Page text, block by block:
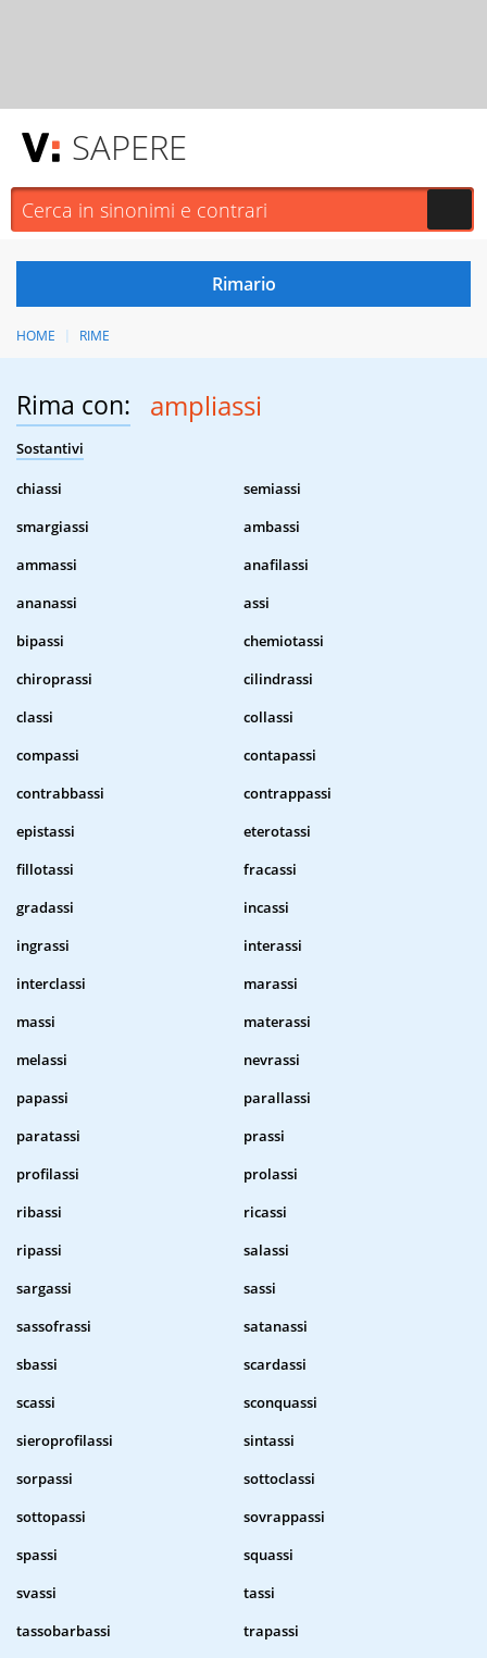
SAPERE
HOME RIME
Rima con: ampliassi
Sostantivi
chiassi
semiassi
smargiassi
ambassi
ammassi
anafilassi
ananassi
assi
bipassi
chemiotassi
chiroprassi
cilindrassi
classi
collassi
compassi
contapassi
contrabbassi
contrappassi
epistassi
eterotassi
fillotassi
fracassi
gradassi
incassi
ingrassi
interassi
interclassi
marassi
massi
materassi
melassi
nevrassi
papassi
parallassi
paratassi
prassi
profilassi
prolassi
ribassi
ricassi
ripassi
salassi
sargassi
sassi
sassofrassi
satanassi
sbassi
scardassi
scassi
sconquassi
sieroprofilassi
sintassi
sorpassi
sottoclassi
sottopassi
sovrappassi
spassi
squassi
svassi
tassi
tassobarbassi
trapassi